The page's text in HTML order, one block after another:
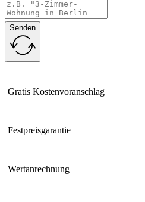
Senden
Gratis Kostenvoranschlag
Festpreisgarantie
Wertanrechnung